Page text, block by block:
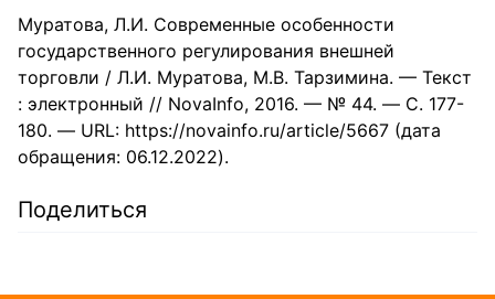
Муратова, Л.И. Современные особенности
государственного регулирования внешней
торговли / Л.И. Муратова, М.В. Тарзимина. — Текст
: электронный // NovaInfo, 2016. — № 44. — С. 177-
180. — URL: https://novainfo.ru/article/5667 (дата
обращения: 06.12.2022).
Поделиться